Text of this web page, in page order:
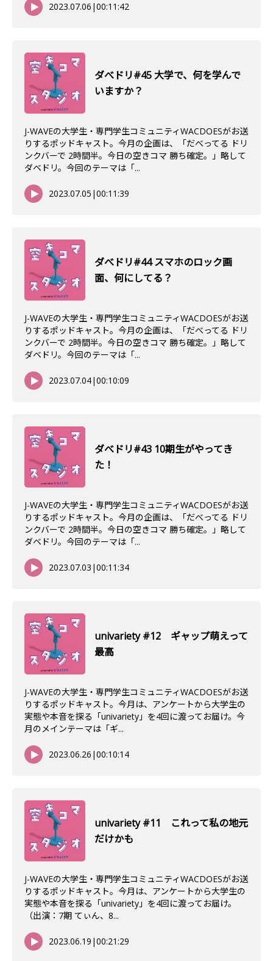
2023.07.06 |00:11:42
ダべドリ#45 大学で、何を学んで
いますか？
J-WAVEの大学生・専門学生コミュニティWACDOESがお送
りするポッドキャスト。今月の企画は、「だべってる ドリ
ンクバーで 2時間半。今日の空きコマ 勝ち確定。」略して
ダベドリ。今回のテーマは「...
2023.07.05 |00:11:39
ダべドリ#44 スマホのロック画
面、何にしてる？
J-WAVEの大学生・専門学生コミュニティWACDOESがお送
りするポッドキャスト。今月の企画は、「だべってる ドリ
ンクバーで 2時間半。今日の空きコマ 勝ち確定。」略して
ダベドリ。今回のテーマは「...
2023.07.04|00:10:09
ダべドリ#43 10期生がやってき
た！
J-WAVEの大学生・専門学生コミュニティWACDOESがお送
りするポッドキャスト。今月の企画は、「だべってる ドリ
ンクバーで 2時間半。今日の空きコマ 勝ち確定。」略して
ダベドリ。今回のテーマは「...
2023.07.03 |00:11:34
univariety #12 ギャップ萌えって
最高
J-WAVEの大学生・専門学生コミュニティWACDOESがお送
りするポッドキャスト。今月は、アンケートから大学生の
実態や本音を探る「univariety」を4回に渡ってお届け。今
月のメインテーマは「ギ...
2023.06.26 |00:10:14
univariety #11 これって私の地元
だけかも
J-WAVEの大学生・専門学生コミュニティWACDOESがお送
りするポッドキャスト。今月は、アンケートから大学生の
実態や本音を探る「univariety」を4回に渡ってお届け。
（出演：7期 てぃん、8...
2023.06.19 |00:21:29